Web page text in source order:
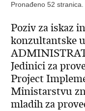
Pronađeno 52 stranica.
Poziv za iskaz
konzultantske
Jedinici za
Project
Ministarstvu
mladih za